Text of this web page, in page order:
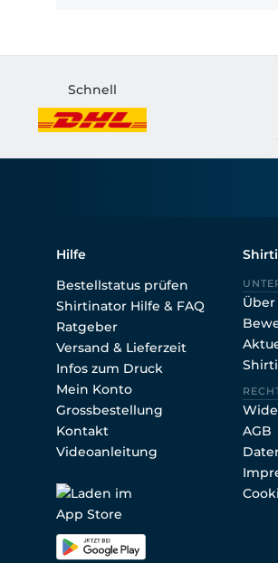
Schnell
Hilfe
Bestellstatus prüfen
Shirtinator Hilfe & FAQ
Ratgeber
Versand & Lieferzeit
Infos zum Druck
Mein Konto
Grossbestellung
Kontakt
Videoanleitung
AGB